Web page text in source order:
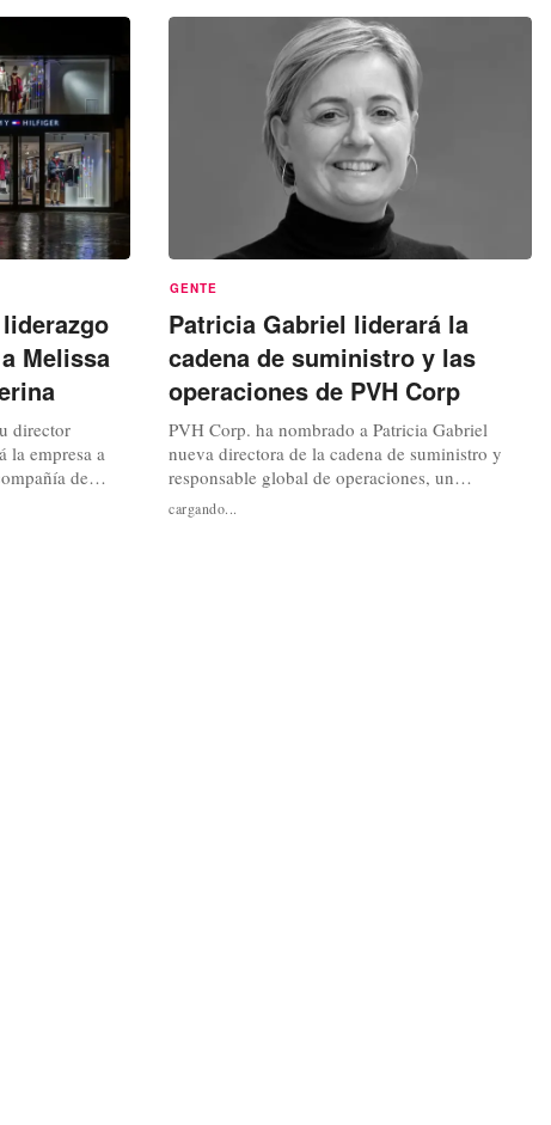
se extenderá
Melissa
director
la empresa a
de
No
hasta
GENTE
Patricia Gabriel liderará la
cadena de suministro y las
operaciones de PVH Corp
PVH Corp. ha nombrado a Patricia Gabriel
nueva directora de la cadena de suministro y
responsable global de operaciones, un
movimiento ejecutivo clave destinado a acelerar
su estrategia de crecimiento. Gabriel se
cargando...